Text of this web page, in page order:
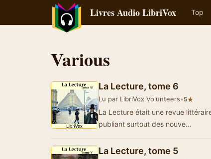
Livres Audio LibriVox Top
Various
La Lecture, tome 6
Lu par LibriVox Volunteers•5★
La Lecture était une revue
publiant surtout des nouve…
La Lecture, tome 5